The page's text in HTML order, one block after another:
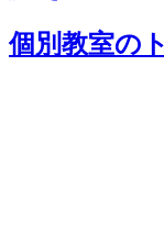
個別教室の